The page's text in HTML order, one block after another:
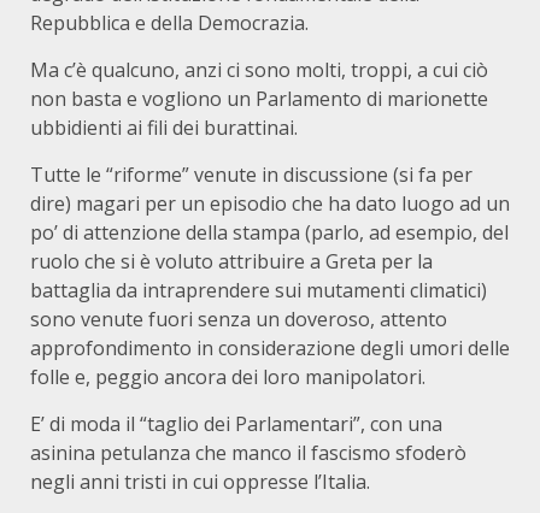
Repubblica e della Democrazia.
Ma c’è qualcuno, anzi ci sono molti, troppi, a cui ciò
non basta e vogliono un Parlamento di marionette
ubbidienti ai fili dei burattinai.
Tutte le “riforme” venute in discussione (si fa per
dire) magari per un episodio che ha dato luogo ad un
po’ di attenzione della stampa (parlo, ad esempio, del
ruolo che si è voluto attribuire a Greta per la
battaglia da intraprendere sui mutamenti climatici)
sono venute fuori senza un doveroso, attento
approfondimento in considerazione degli umori delle
folle e, peggio ancora dei loro manipolatori.
E’ di moda il “taglio dei Parlamentari”, con una
asinina petulanza che manco il fascismo sfoderò
negli anni tristi in cui oppresse l’Italia.